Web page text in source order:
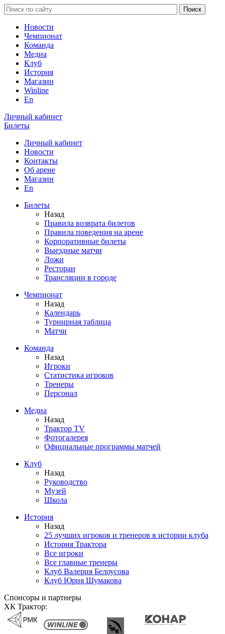
Новости
Чемпионат
Команда
Медиа
Клуб
История
Магазин
Winline
En
Личный кабинет
Билеты
Личный кабинет
Новости
Контакты
Об арене
Магазин
En
Билеты
Назад
Правила возврата билетов
Правила поведения на арене
Корпоративные билеты
Выездные матчи
Ложи
Ресторан
Трансляции в городе
Чемпионат
Назад
Календарь
Турнирная таблица
Матчи
Команда
Назад
Игроки
Статистика игроков
Тренеры
Персонал
Медиа
Назад
Трактор TV
Фотогалерея
Официальные программы матчей
Клуб
Назад
Руководство
Музей
Школа
История
Назад
25 лучших игроков и тренеров в истории клуба
История Трактора
Все игроки
Все главные тренеры
Клуб Валерия Белоусова
Клуб Юрия Шумакова
Спонсоры и партнеры
ХК Трактор: